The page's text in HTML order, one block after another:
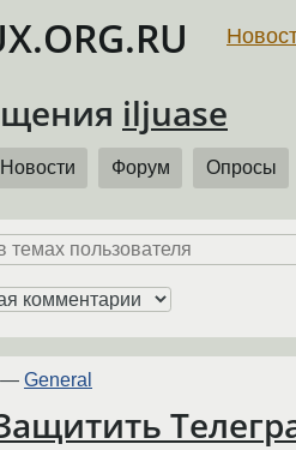
iljuase
Новости Форум Опросы
— General